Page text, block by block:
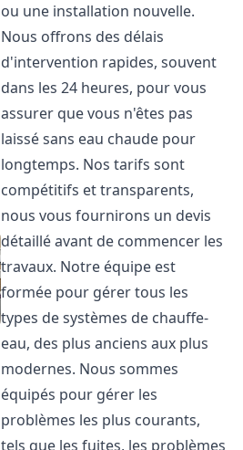
ou une installation nouvelle.
Nous offrons des délais
d'intervention rapides, souvent
dans les 24 heures, pour vous
assurer que vous n'êtes pas
laissé sans eau chaude pour
longtemps. Nos tarifs sont
compétitifs et transparents,
nous vous fournirons un devis
détaillé avant de commencer les
travaux. Notre équipe est
formée pour gérer tous les
types de systèmes de chauffe-
eau, des plus anciens aux plus
modernes. Nous sommes
équipés pour gérer les
problèmes les plus courants,
tels que les fuites, les problèmes